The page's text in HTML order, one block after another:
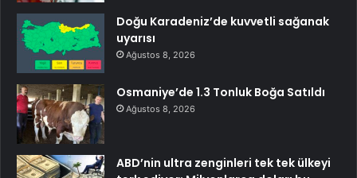
Doğu Karadeniz’de kuvvetli sağanak
uyarısı
Ağustos 8, 2026
Osmaniye’de 1.3 Tonluk Boğa Satıldı
Ağustos 8, 2026
ABD’nin ultra zenginleri tek tek ülkeyi